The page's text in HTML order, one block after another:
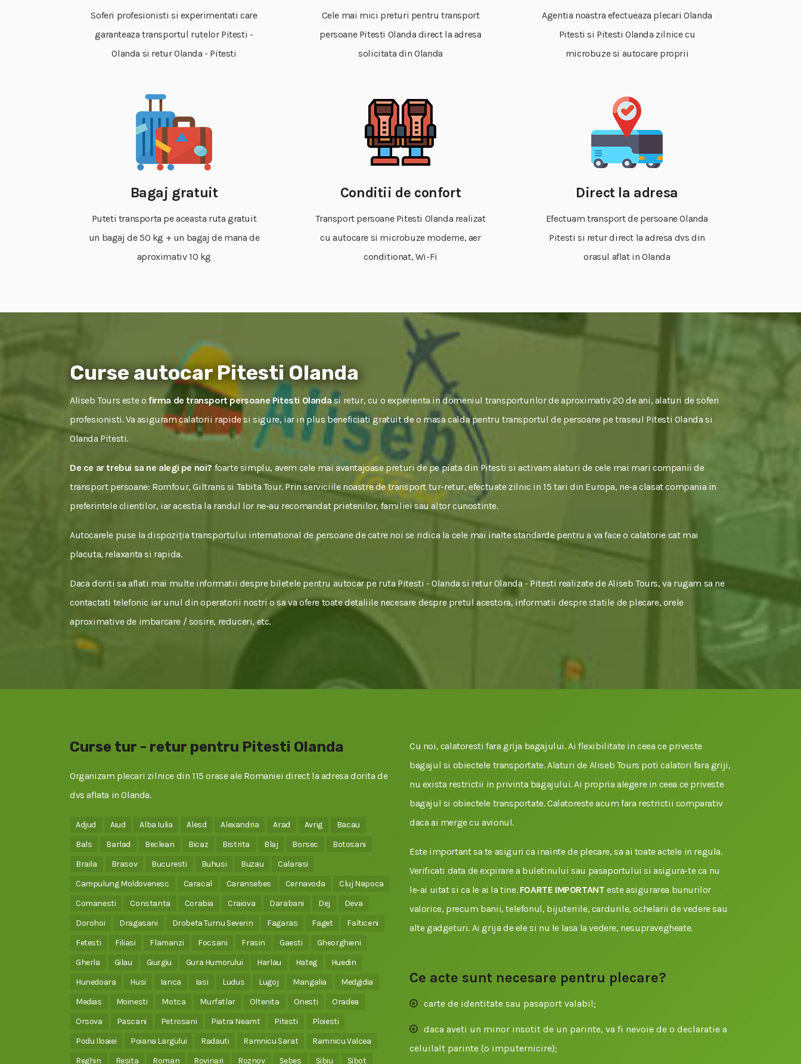
Soferi profesionisti si experimentati care
garanteaza transportul rutelor Pitesti -
Olanda si retur Olanda - Pitesti
Cele mai mici preturi pentru transport
persoane Pitesti Olanda direct la adresa
solicitata din Olanda
Agentia noastra efectueaza plecari Olanda
Pitesti si Pitesti Olanda zilnice cu
microbuze si autocare proprii
Bagaj gratuit
Puteti transporta pe aceasta ruta gratuit
un bagaj de 50 kg + un bagaj de mana de
aproximativ 10 kg
Conditii de confort
Transport persoane Pitesti Olanda realizat
cu autocare si microbuze moderne, aer
conditionat, Wi-Fi
Direct la adresa
Efectuam transport de persoane Olanda
Pitesti si retur direct la adresa dvs din
orasul aflat in Olanda
Curse autocar Pitesti Olanda
Aliseb Tours este o firma de transport persoane Pitesti Olandasi retur, cu o experienta in domeniul transporturilor de aproximativ 20 de ani, alaturi de soferi
profesionisti. Va asiguram calatorii rapide si sigure, iar in plus beneficiati gratuit de o masa calda pentru transportul de persoane pe traseul Pitesti Olanda si
Olanda Pitesti.
De ce ar trebui sa ne alegi pe noi? foarte simplu, avem cele mai avantajoase preturi de pe piata din Pitesti si activam alaturi de cele mai mari companii de
transport persoane: Romfour, Giltrans si Tabita Tour. Prin serviciile noastre de transport tur-retur, efectuate zilnic in 15 tari din Europa, ne-a clasat compania in
preferintele clientilor, iar acestia la randul lor ne-au recomandat prietenilor, familiei sau altor cunostinte.
Autocarele puse la dispoziția transportului international de persoane de catre noi se ridica la cele mai inalte standarde pentru a va face o calatorie cat mai
placuta, relaxanta si rapida.
Daca doriti sa aflati mai multe informatii despre biletele pentru autocar pe ruta Pitesti - Olanda si retur Olanda - Pitesti realizate de Aliseb Tours, va rugam sa ne
contactati telefonic iar unul din operatorii nostri o sa va ofere toate detaliile necesare despre pretul acestora, informatii despre statile de plecare, orele
aproximative de imbarcare / sosire, reduceri, etc.
Curse tur - retur pentru Pitesti Olanda
Organizam plecari zilnice din 115 orase ale Romaniei direct la adresa dorita de
dvs aflata in Olanda.
Adjud Aiud Alba Iulia Alesd Alexandria Arad Avrig
Bacau
Bals
Barlad Beclean Bicaz Bistrita Blaj Borsec
Botosani
Braila
Brasov Bucuresti Buhusi Buzau
Calarasi
Campulung Moldovenesc
Caracal Caransebes Cernavoda
Cluj Napoca
Comanesti
Constanta Corabia Craiova Darabani Dej
Deva
Dorohoi
Dragasani Drobeta Turnu Severin Fagaras Faget
Falticeni
Fetesti
Filiasi Flamanzi Focsani Frasin Gaesti
Gheorghieni
Gherla
Gilau Giurgiu Gura Humorului Harlau Hateg
Huedin
Hunedoara
Husi Ianca Iasi Ludus Lugoj Mangalia
Medgidia
Medias
Moinesti Motca Murfatlar Oltenita Onesti
Oradea
Orsova
Pascani Petrosani Piatra Neamt Pitesti
Ploiesti
Podu Iloaiei
Poiana Largului Radauti Ramnicu Sarat
Ramnicu Valcea
Reghin
Resita Roman Rovinari Roznov Sebes Sibiu Sibot
Cu noi, calatoresti fara grija bagajului. Ai flexibilitate in ceea ce priveste
bagajul si obiectele transportate. Alaturi de Aliseb Tours poti calatori fara griji,
nu exista restrictii in privinta bagajului. Ai propria alegere in ceea ce priveste
bagajul si obiectele transportate. Calatoreste acum fara restrictii comparativ
daca ai merge cu avionul.
Este important sa te asiguri ca inainte de plecare, sa ai toate actele in regula.
Verificati data de expirare a buletinului sau pasaportului si asigura-te ca nu
le-ai uitat si ca le ai la tine. FOARTE IMPORTANT este asigurarea bunurilor
valorice, precum banii, telefonul, bijuteriile, cardurile, ochelarii de vedere sau
alte gadgeturi. Ai grija de ele si nu le lasa la vedere, nesupravegheate.
Ce acte sunt necesare pentru plecare?
carte de identitate sau pasaport valabil;
daca aveti un minor insotit de un parinte, va fi nevoie de o declaratie a
celuilalt parinte (o imputernicire);